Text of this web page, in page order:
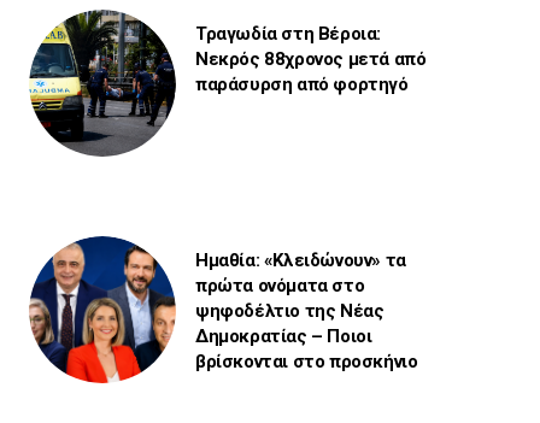
Τραγωδία στη Βέροια:
Νεκρός 88χρονος μετά από
παράσυρση από φορτηγό
Ημαθία: «Κλειδώνουν» τα
πρώτα ονόματα στο
ψηφοδέλτιο της Νέας
Δημοκρατίας – Ποιοι
βρίσκονται στο προσκήνιο